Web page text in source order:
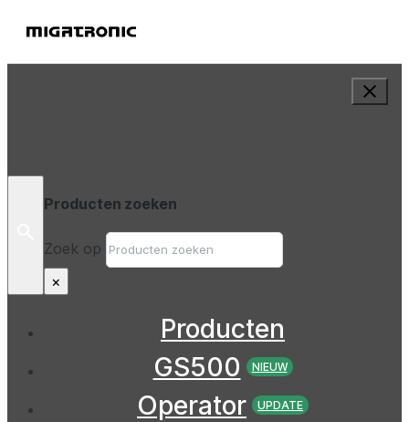
Producten zoeken
Zoek op
×
Producten
GS500
NIEUW
Operator UPDATE